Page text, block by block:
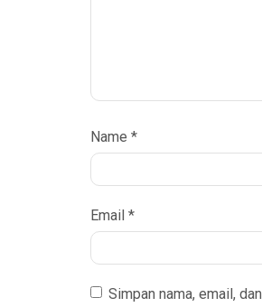
Name *
Email *
Simpan nama, email,